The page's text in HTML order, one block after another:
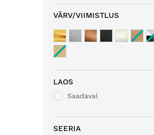
VÄRV/VIIMISTLUS
LAOS
Saadaval
SEERIA